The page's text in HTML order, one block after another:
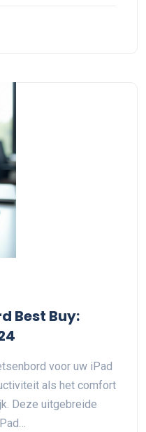
Best Buy:
voor uw iPad
als het comfort
Deze uitgebreide